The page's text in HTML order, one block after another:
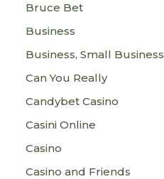
Bruce Bet
Business
Business, Small Business
Can You Really
Candybet Casino
Casini Online
Casino
Casino and Friends